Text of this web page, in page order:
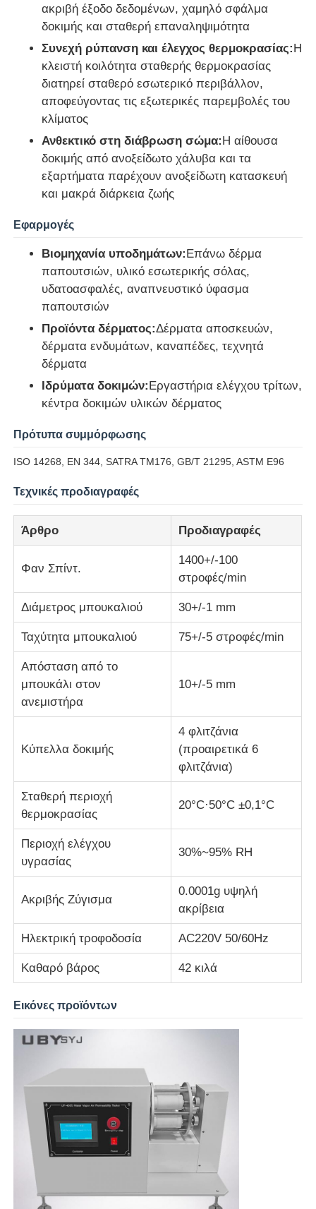
Γύρος εργοστασίων
Ποιοτικός έλεγχος
Ζητήστε ένα απόσπασμα
Εξοπλισμός δοκιμής εργαστηρίων
Θάλαμος Περιβαλλοντικών Δοκιμών
Καθολική μηχανή δοκιμών
Μηχανή δοκιμής κρούσεων
Μηχανή δοκιμής γδαρσίματος
λαστιχένιος εξοπλισμός δοκιμής
Εξοπλισμός δοκιμής υποδημάτων
Εξοπλισμός δοκιμής δομικών υλικών
Εξοπλισμός δοκιμής συσκευασίας
Εξοπλισμός δοκιμής συγκολλητικών
μηχανή δοκιμής υφασμάτων
Ελεγκτής θερμοκρασίας και υγρασίας
ελεγκτής σκληρότητας
ακριβή έξοδο δεδομένων, χαμηλό σφάλμα
δοκιμής και σταθερή επαναληψιμότητα
Συνεχή ρύπανση και έλεγχος θερμοκρασίας:Η
κλειστή κοιλότητα σταθερής θερμοκρασίας
διατηρεί σταθερό εσωτερικό περιβάλλον,
αποφεύγοντας τις εξωτερικές παρεμβολές του
κλίματος
Ανθεκτικό στη διάβρωση σώμα:Η αίθουσα
δοκιμής από ανοξείδωτο χάλυβα και τα
εξαρτήματα παρέχουν ανοξείδωτη κατασκευή
και μακρά διάρκεια ζωής
Εφαρμογές
Βιομηχανία υποδημάτων:Επάνω δέρμα
παπουτσιών, υλικό εσωτερικής σόλας,
υδατοασφαλές, αναπνευστικό ύφασμα
παπουτσιών
Προϊόντα δέρματος:Δέρματα αποσκευών,
δέρματα ενδυμάτων, καναπέδες, τεχνητά
δέρματα
Ιδρύματα δοκιμών:Εργαστήρια ελέγχου τρίτων,
κέντρα δοκιμών υλικών δέρματος
Πρότυπα συμμόρφωσης
ISO 14268, EN 344, SATRA TM176, GB/T 21295, ASTM E96
Τεχνικές προδιαγραφές
Άρθρο Προδιαγραφές
Φαν Σπίντ.
1400+/-100
στροφές/min
Διάμετρος μπουκαλιού 30+/-1 mm
Ταχύτητα μπουκαλιού 75+/-5 στροφές/min
Απόσταση από το
μπουκάλι στον
ανεμιστήρα
10+/-5 mm
Κύπελλα δοκιμής
4 φλιτζάνια
(προαιρετικά 6
φλιτζάνια)
Σταθερή περιοχή
θερμοκρασίας
20°C·50°C ±0,1°C
Περιοχή ελέγχου
υγρασίας
30%~95% RH
Ακριβής Ζύγισμα
0.0001g υψηλή
ακρίβεια
Ηλεκτρική τροφοδοσία AC220V 50/60Hz
Καθαρό βάρος 42 κιλά
Εικόνες προϊόντων